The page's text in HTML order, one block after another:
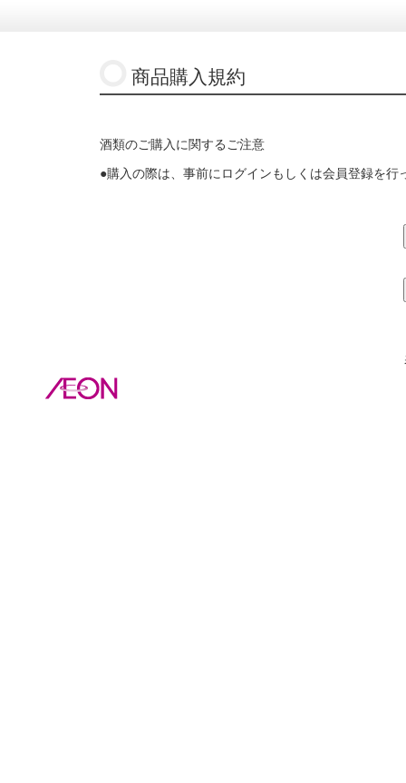
商品購入規約
酒類のご購入に関するご注意
●購入の際は、事前にログインもしくは会員登録を